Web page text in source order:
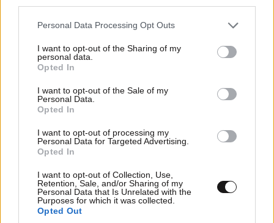
Please note that this website/app uses one or more Google
not limited to your visit or usage behaviour. You may click to
grant or deny consent to Google and its third-party tags to
use your data for below specified purposes in below Google
consent section.
Personal Data Processing Opt Outs
I want to opt-out of the Sharing of my
personal data.
Opted In
I want to opt-out of the Sale of my
Personal Data.
Opted In
I want to opt-out of processing my
Personal Data for Targeted Advertising.
Opted In
I want to opt-out of Collection, Use,
Retention, Sale, and/or Sharing of my
Personal Data that Is Unrelated with the
Purposes for which it was collected.
Opted Out
Υπουργείο Ανάπτυξης: «Καμπάνες» και ρήτρες
για τις καθυστερήσεις στη «Γραμμή
Ενημέρωσης Επενδυτή»